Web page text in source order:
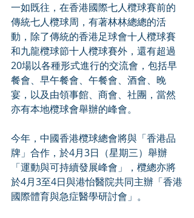
一如既往，在香港國際七人欖球賽前的
傳統七人欖球周，有著林林總總的活
動，除了傳統的香港足球會十人欖球賽
和九龍欖球節十人欖球賽外，還有超過
20場以各種形式進行的交流會，包括早
餐會、早午餐會、午餐會、酒會、晚
宴，以及由領事館、商會、社團，當然
亦有本地欖球會舉辦的峰會。
今年，中國香港欖球總會將與「香港品
牌」合作，於4月3日（星期三）舉辦
「運動與可持續發展峰會」，欖總亦將
於4月3至4日與港怡醫院共同主辦「香港
國際體育與急症醫學研討會」。